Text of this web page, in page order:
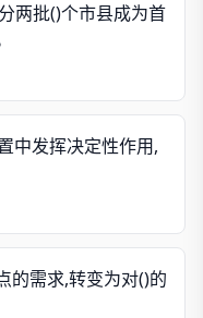
两批()个市县成为首
中发挥决定性作用,
的需求,转变为对()的